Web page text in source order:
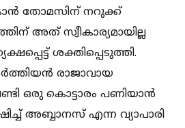
തോമസിന് നറുക്ക്
അത് സ്വീകാര്യമായില്ല
ശക്തിപ്പെടുത്തി.
രാജാവായ
ഒരു കൊട്ടാരം പണിയാന്‍
അബ്ബാനസ് എന്ന വ്യാപാരി